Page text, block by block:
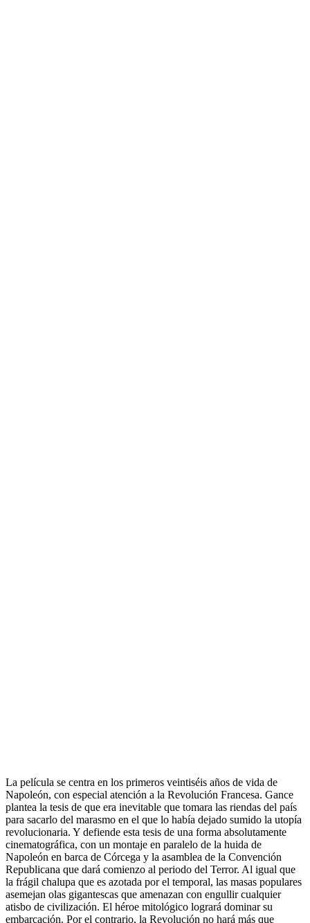
La película se centra en los primeros veintiséis años de vida de
Napoleón, con especial atención a la Revolución Francesa. Gance
plantea la tesis de que era inevitable que tomara las riendas del país
para sacarlo del marasmo en el que lo había dejado sumido la utopía
revolucionaria. Y defiende esta tesis de una forma absolutamente
cinematográfica, con un montaje en paralelo de la huida de
Napoleón en barca de Córcega y la asamblea de la Convención
Republicana que dará comienzo al periodo del Terror. Al igual que
la frágil chalupa que es azotada por el temporal, las masas populares
asemejan olas gigantescas que amenazan con engullir cualquier
atisbo de civilización. El héroe mitológico logrará dominar su
embarcación. Por el contrario, la Revolución no hará más que